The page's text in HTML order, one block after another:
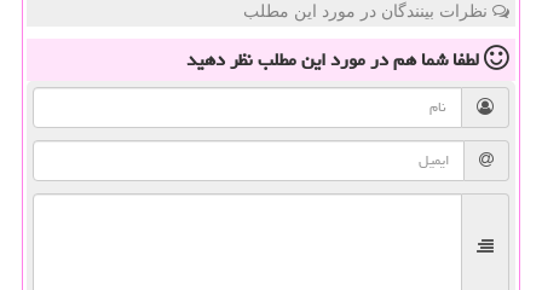
نظرات بینندگان در مورد این مطلب
لطفا شما همدر مورد این مطلبنظر دهید